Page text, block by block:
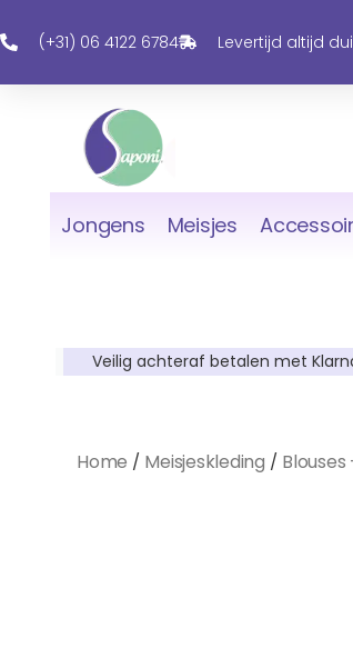
Naar
Inhoud
(+31) 06 4122 6784 Levertijd altijd
Jongens Meisjes
Veilig achteraf betalen met
Home / Meisjeskleding / Blouses